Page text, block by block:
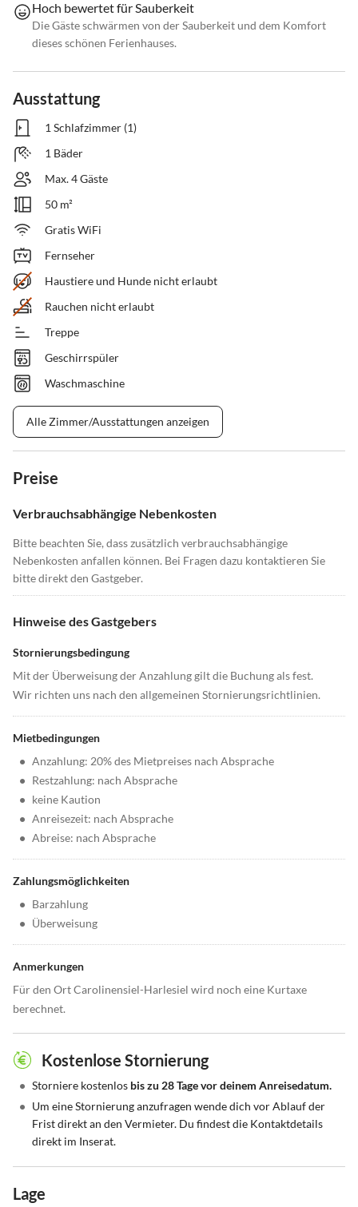
Hoch bewertet für Sauberkeit
Die Gäste schwärmen von der Sauberkeit und dem Komfort
dieses schönen Ferienhauses.
Ausstattung
1 Schlafzimmer (1)
1 Bäder
Max. 4 Gäste
50 m²
Gratis WiFi
Fernseher
Haustiere und Hunde nicht erlaubt
Rauchen nicht erlaubt
Treppe
Geschirrspüler
Waschmaschine
Alle Zimmer/Ausstattungen anzeigen
Preise
Verbrauchsabhängige Nebenkosten
Bitte beachten Sie, dass zusätzlich verbrauchsabhängige
Nebenkosten anfallen können. Bei Fragen dazu kontaktieren Sie
bitte direkt den Gastgeber.
Hinweise des Gastgebers
Stornierungsbedingung
Mit der Überweisung der Anzahlung gilt die Buchung als fest.
Wir richten uns nach den allgemeinen Stornierungsrichtlinien.
Mietbedingungen
• Anzahlung: 20% des Mietpreises nach Absprache
• Restzahlung: nach Absprache
• keine Kaution
• Anreisezeit: nach Absprache
• Abreise: nach Absprache
Zahlungsmöglichkeiten
• Barzahlung
• Überweisung
Anmerkungen
Für den Ort Carolinensiel-Harlesiel wird noch eine Kurtaxe
berechnet.
Kostenlose Stornierung
• Storniere kostenlos bis zu 28 Tage vor deinem Anreisedatum.
• Um eine Stornierung anzufragen wende dich vor Ablauf der
Frist direkt an den Vermieter. Du findest die Kontaktdetails
direkt im Inserat.
Lage